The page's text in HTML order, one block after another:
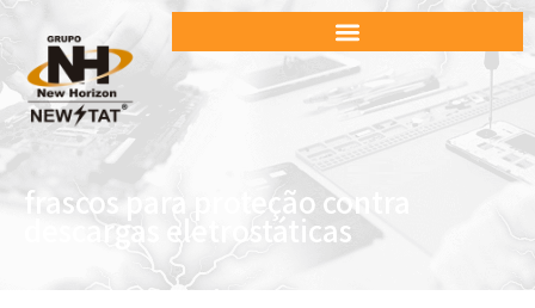
frascos para proteção contra
descargas eletrostáticas